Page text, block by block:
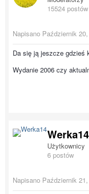
15524 postów
Napisano Październik
Da się ją jeszcze gdzieś
Wydanie 2006 czy
Werka14
Użytkownicy
6 postów
Napisano Październik